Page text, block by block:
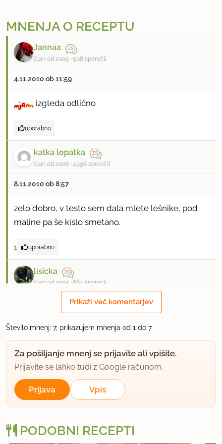
MNENJA O RECEPTU
Jannaa
član od 2009 508 sporočil
4.11.2010 ob 11:59
izgleda odlično
uporabno
katka lopatka
član od 2006 4996 sporočil
8.11.2010 ob 8:57
zelo dobro, v testo sem dala mlete lešnike, pod
maline pa še kislo smetano.
1 uporabno
lisicka
član od 2004 664 sporočil
11.11.2010 ob 12:25
Ali lahko uporabim zamrznjene maline?
uporabno
član od 2010 147 sporočil
12.11.2010 ob 20:46
Seveda lahko uporabiš zmrznjene, tudi moje so
Prikaži več komentarjev
Število mnenj: 7, prikazujem mnenja od 1 do 7
Za pošiljanje mnenj se prijavite ali vpišite.
Prijavite se lahko tudi z Google računom.
Prijava Vpis
PODOBNI RECEPTI